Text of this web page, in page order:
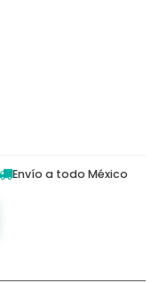
Envío a todo México